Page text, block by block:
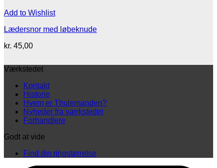
Add to Wishlist
Lædersnor med løbeknude
kr. 45,00
Værkstedet
Kontakt
Historie
Hvem er Thulemanden?
Nyheder fra værkstedet
Forhandlere
Godt at vide
Find din ringstørrelse